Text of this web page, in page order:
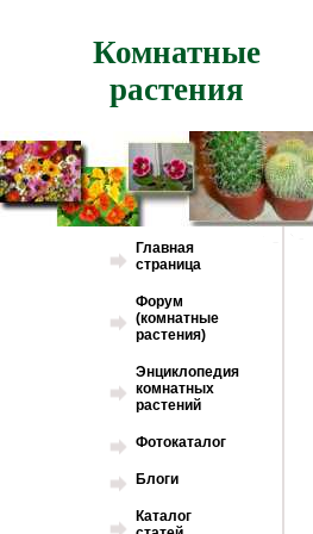
Комнатные
растения
Главная
страница
Форум
(комнатные
растения)
Энциклопедия
комнатных
растений
Фотокаталог
Блоги
Каталог